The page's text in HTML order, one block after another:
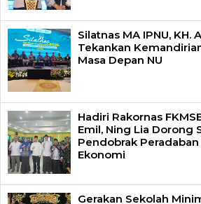
Silatnas MA IPNU, KH.
Tekankan
Masa Depan NU
Hadiri Rakornas
Emil, Ning Lia Dorong
Pendobrak
Ekonomi
Gerakan Sekolah